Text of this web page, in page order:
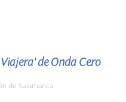
de Onda Cero
de Salamanca